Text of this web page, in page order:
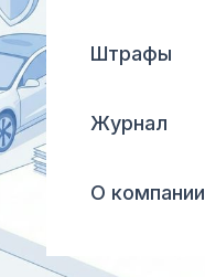
Штрафы
Журнал
О компании